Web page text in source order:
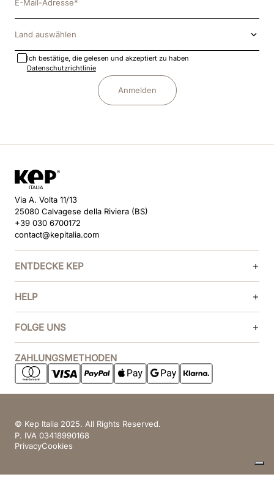
Land auswählen
Ich bestätige, die gelesen und akzeptiert zu haben
Datenschutzrichtlinie
Anmelden
Via A. Volta 11/13
25080 Calvagese della Riviera (BS)
+39 030 6700172
contact@kepitalia.com
ENTDECKE KEP
HELP
FOLGE UNS
ZAHLUNGSMETHODEN
© Kep Italia 2025. All Rights Reserved.
P. IVA 03418990168
PrivacyCookies